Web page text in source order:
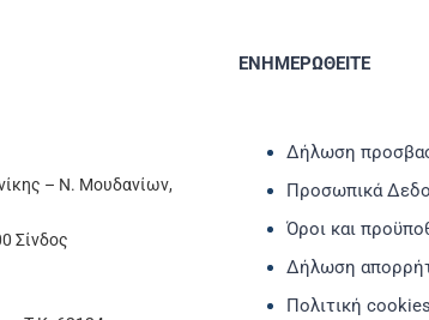
– Ν. Μουδανίων,
Σίνδος
ΕΝΗΜΕΡΩΘΕΙΤΕ
Δήλωση
Προσωπικά
Όροι και
Δήλωση
Πολιτική cookies